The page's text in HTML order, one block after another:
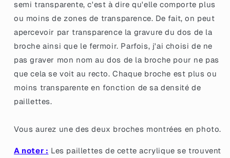
avec
des
confettis
rouges
avec
des
confettis
rouges
semi transparente, c'est à dire qu'elle comporte plus
ou moins de zones de transparence. De fait, on peut
apercevoir par transparence la gravure du dos de la
broche ainsi que le fermoir. Parfois, j'ai choisi de ne
pas graver mon nom au dos de la broche pour ne pas
que cela se voit au recto. Chaque broche est plus ou
moins transparente en fonction de sa densité de
paillettes.
Vous aurez une des deux broches montrées en photo.
A noter : Les paillettes de cette acrylique se trouvent